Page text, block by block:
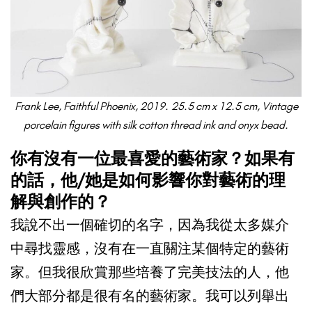
Frank Lee, Faithful Phoenix, 2019. 25.5 cm x 12.5 cm, Vintage
porcelain figures with silk cotton thread ink and onyx bead.
你有沒有一位最喜愛的藝術家？如果有
的話，他/她是如何影響你對藝術的理
解與創作的？
我說不出一個確切的名字，因為我從太多媒介
中尋找靈感，沒有在一直關注某個特定的藝術
家。但我很欣賞那些培養了完美技法的人，他
們大部分都是很有名的藝術家。我可以列舉出